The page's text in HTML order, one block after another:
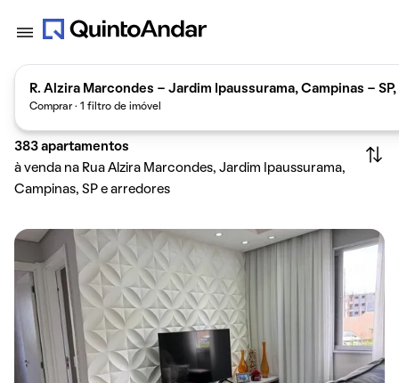
R. Alzira Marcondes - Jardim Ipaussurama, Campinas -
Comprar · 1 filtro de imóvel
383 apartamentos
à venda na Rua Alzira Marcondes, Jardim Ipaussurama,
Campinas, SP e arredores